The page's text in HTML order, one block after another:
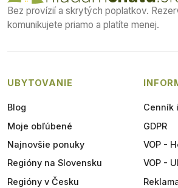
Bez provízií a skrytých poplatkov.
komunikujete priamo a platíte menej.
UBYTOVANIE
Blog
Moje obľúbené
Najnovšie ponuky
Regióny na Slovensku
Regióny v Česku
Cenník
GDPR
VOP -
VOP -